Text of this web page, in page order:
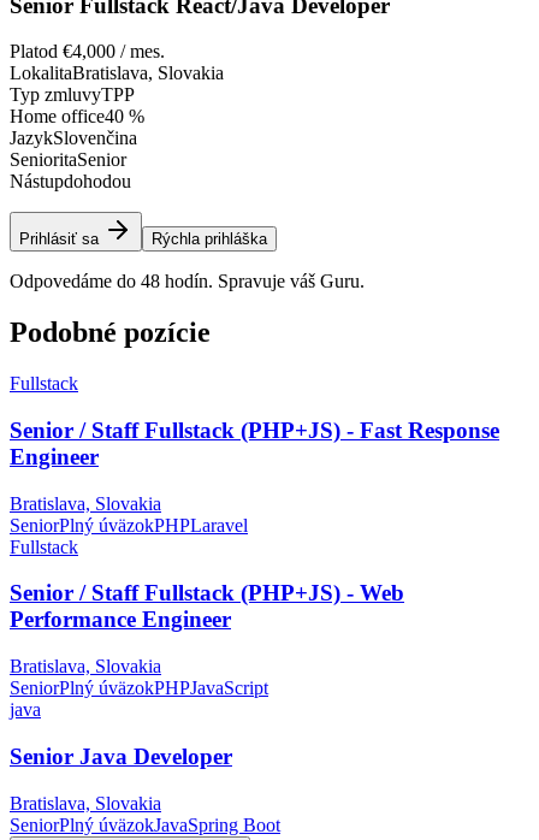
Platod €4,000 / mes.
LokalitaBratislava, Slovakia
Typ zmluvyTPP
Home office40 %
JazykSlovenčina
SenioritaSenior
Nástupdohodou
Prihlásiť sa Rýchla prihláška
Odpovedáme do 48 hodín. Spravuje váš Guru.
Podobné pozície
Fullstack
Senior / Staff Fullstack (PHP+JS) - Fast Response
Engineer
Bratislava, Slovakia
SeniorPlný úväzokPHPLaravel
Fullstack
Senior / Staff Fullstack (PHP+JS) - Web
Performance Engineer
Bratislava, Slovakia
SeniorPlný úväzokPHPJavaScript
java
Senior Java Developer
Bratislava, Slovakia
SeniorPlný úväzokJavaSpring Boot